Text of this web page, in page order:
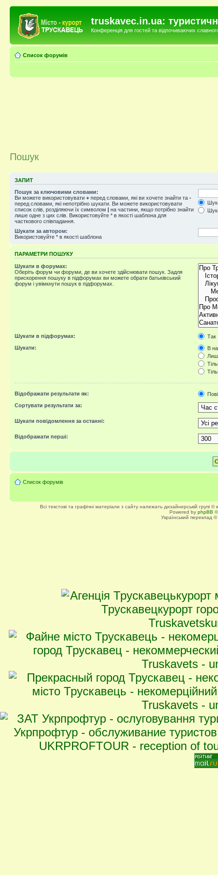
truskavec.in.ua:
Конференція для гостей та відпочиваючих
Список форумів
Пошук
ЗАПИТ
Пошук за ключовими словами:
Ви можете використовувати + перед словами, які ви хочете знайти та -
перед словами, які непотрібно шукати. Ви можете використовувати
список слів, розділяючи їх символом | на частини, якщо потрібно знайти
лише одне з цих слів. Використовуйте * в якості шаблона для
часткового співпадання.
Шукати за автором:
Використовуйте * в якості шаблона
ПАРАМЕТРИ ПОШУКУ
Шукати в форумах:
Оберіть форум чи форуми, де ви хочете здійснювати пошук. Задля
прискорення пошуку в підфорумах ви можете обрати батьківський
форум і увімкнути пошук в підфорумах.
Шукати в підфорумах:
Так
Шукати:
В
Відображати результати як:
Сортувати результати за:
Шукати повідомлення за останні:
Відображати перші:
Список форумів
Всі текстові та графічні матеріали з сайту належать дизайнерській групі ©
Powered by phpBB
Український переклад